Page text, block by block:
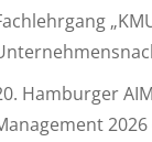
Hamburger